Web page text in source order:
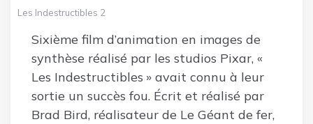
Les Indestructibles 2
Sixième film d’animation en images de
synthèse réalisé par les studios Pixar, «
Les Indestructibles » avait connu à leur
sortie un succès fou. Écrit et réalisé par
Brad Bird, réalisateur de Le Géant de fer,